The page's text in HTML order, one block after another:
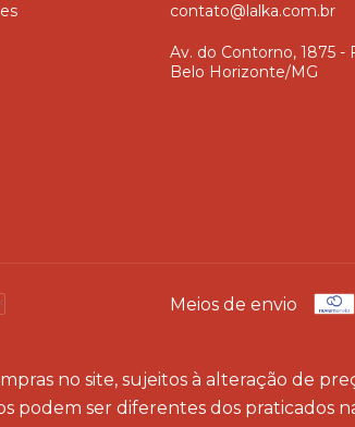
contato@lalka.com.br
Av. do Contorno, 1875 -
Belo Horizonte/MG
Meios de envio
no site, sujeitos à alteração de
podem ser diferentes dos praticados